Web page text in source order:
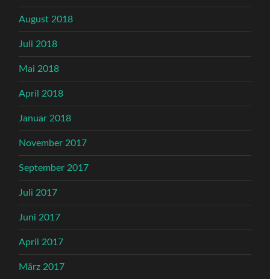
August 2018
Juli 2018
Mai 2018
April 2018
Januar 2018
November 2017
September 2017
Juli 2017
Juni 2017
April 2017
März 2017